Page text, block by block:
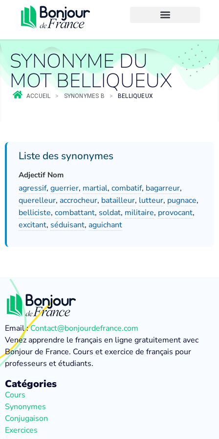
SYNONYME DU
MOT BELLIQUEUX
ACCUEIL > SYNONYMES B > BELLIQUEUX
Liste des synonymes
Adjectif Nom
agressif, guerrier, martial, combatif, bagarreur,
querelleur, accrocheur, batailleur, lutteur, pugnace,
belliciste, combattant, soldat, militaire, provocant,
excitant, séduisant, aguichant
Email :Contact@bonjourdefrance.com
Venez apprendre le français en ligne gratuitement avec
Bonjour de France. Cours et exercice de français pour
professeurs et étudiants.
Catégories
Cours
Synonymes
Conjugaison
Exercices